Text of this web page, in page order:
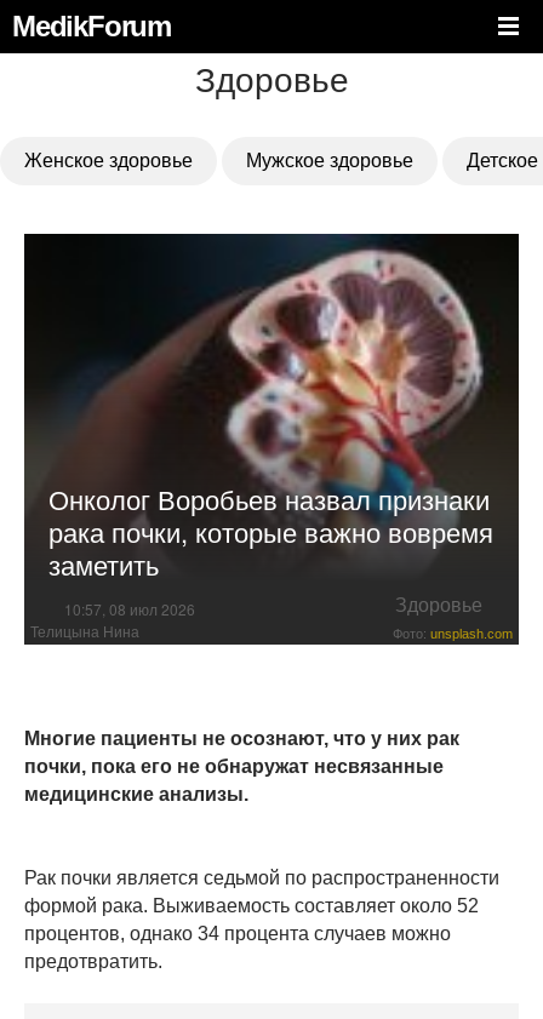
MedikForum
Здоровье
Женское здоровье Мужское здоровье
Онколог Воробьев назвал признаки
рака почки, которые важно вовремя
заметить
10:57, 08 июл 2026 Здоровье
Телицына Нина Фото: unsplash.com
Многие пациенты не осознают, что у них рак
почки, пока его не обнаружат несвязанные
медицинские анализы.
Рак почки является седьмой по распространенности
формой рака. Выживаемость составляет около 52
процентов, однако 34 процента случаев можно
предотвратить.